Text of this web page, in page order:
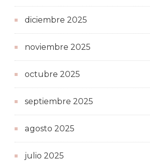
diciembre 2025
noviembre 2025
octubre 2025
septiembre 2025
agosto 2025
julio 2025